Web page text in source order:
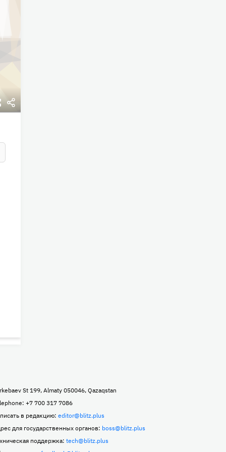
St 199, Almaty 050046, Qazaqstan
+7 700 317 7086
в редакцию: editor@blitz.plus
для государственных органов: boss@blitz.plus
поддержка: tech@blitz.plus